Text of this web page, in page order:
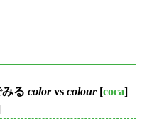
る colorvs colour[coca]